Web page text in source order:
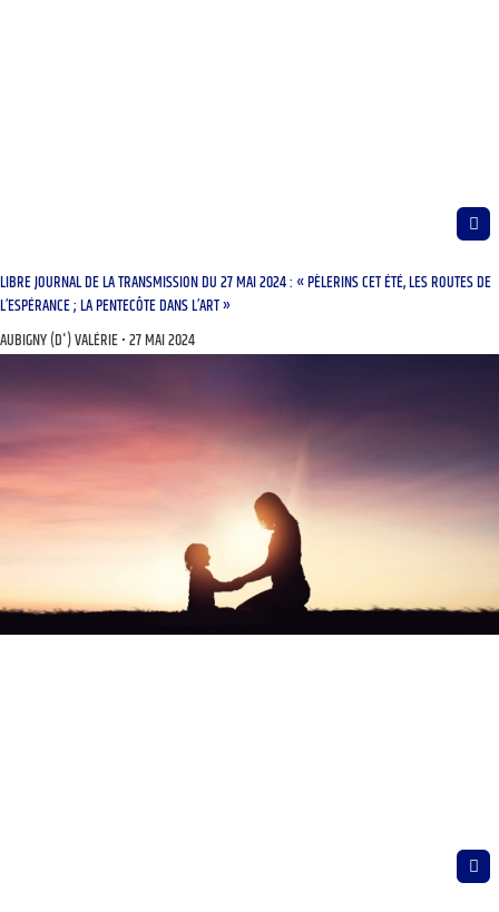
LIBRE JOURNAL DE LA TRANSMISSION DU 27 MAI 2024 : « PÈLERINS CET ÉTÉ, LES ROUTES DE
L’ESPÉRANCE ; LA PENTECÔTE DANS L’ART »
AUBIGNY (D') VALÉRIE 27 MAI 2024